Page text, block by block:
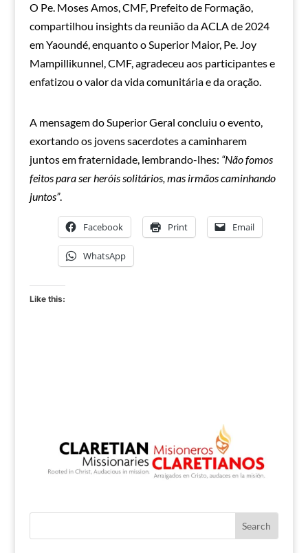
O Pe. Moses Amos, CMF, Prefeito de Formação,
compartilhou insights da reunião da ACLA de 2024
em Yaoundé, enquanto o Superior Maior, Pe. Joy
Mampillikunnel, CMF, agradeceu aos participantes e
enfatizou o valor da vida comunitária e da oração.
A mensagem do Superior Geral concluiu o evento,
exortando os jovens sacerdotes a caminharem
juntos em fraternidade, lembrando-lhes: “Não fomos
feitos para ser heróis solitários, mas irmãos caminhando
juntos”.
Facebook Print Email
WhatsApp
Like this: